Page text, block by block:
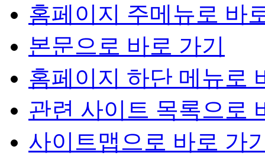
홈페이지 주메뉴로 바
본문으로 바로 가기
홈페이지 하단 메뉴로
관련 사이트 목록으로
사이트맵으로 바로 가